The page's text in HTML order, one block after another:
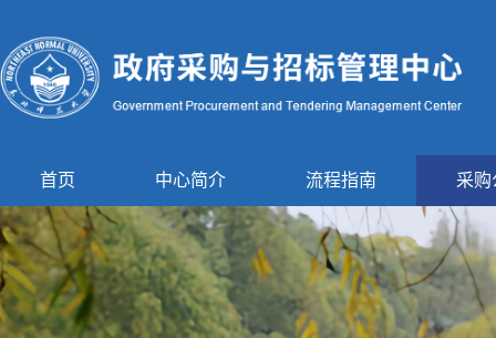
首页 中心简介 流程指南 采购